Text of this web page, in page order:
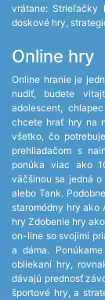
vrátane: Strieľačky
doskové hry,
Online hry
Online hranie je
nudiť, budete
adolescent,
chcete hrať hry na
všetko, čo
prehliadačom s
ponúka viac ako
väčšinou sa jedná
alebo Tank.
staromódny hry ako
hry Zdobenie hry
on-line so svojimi
a dáma.
obliekaní hry,
dávajú prednosť
športové hry, a